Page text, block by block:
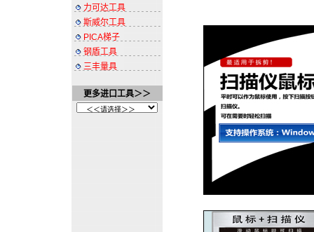
力可达工具
斯威尔工具
PICA梯子
钢盾工具
三丰量具
更多进口工具＞＞